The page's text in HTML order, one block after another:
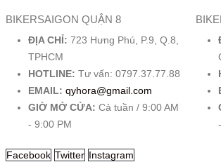
BIKERSAIGON QUẬN 8
ĐỊA CHỈ: 723 Hưng Phú, P.9, Q.8,
TPHCM
HOTLINE: Tư vấn: 0797.37.77.88
EMAIL: qyhora@gmail.com
GIỜ MỞ CỬA: Cả tuần / 9:00 AM
- 9:00 PM
Facebook Twitter Instagram